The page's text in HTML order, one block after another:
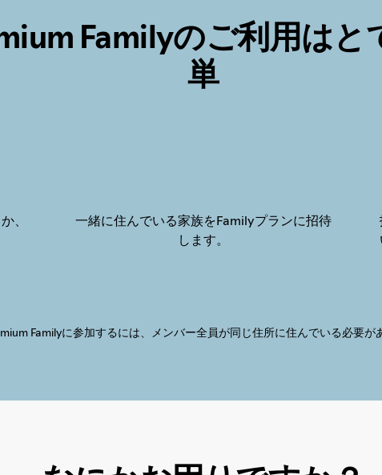
Familyのご利用はと
単
、
一緒に住んでいる家族をFamilyプランに招待
します。
Familyに参加するには、メンバー全員が同じ住所に住んでいる必要が